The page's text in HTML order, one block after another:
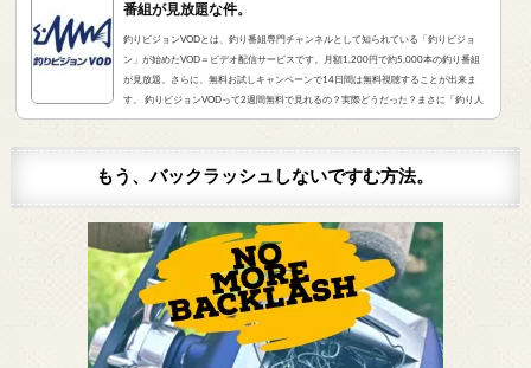
番組が見放題な件。
釣りビジョンVODとは、釣り番組専門チャンネルとして知られている「釣りビジョ
ン」が始めたVOD＝ビデオ配信サービスです。月額1,200円で約5,000本の釣り番組
が見放題。さらに、無料お試しキャンペーンで14日間は無料視聴することが出来ま
す。 釣りビジョンVODって2週間無料で見れるの？実際どうだった？まさに「釣り人
が求めていたVOD」でした。実際にサービスを申し込んだので、レビューをお伝えし
もう、バックラッシュしないですむ方法。